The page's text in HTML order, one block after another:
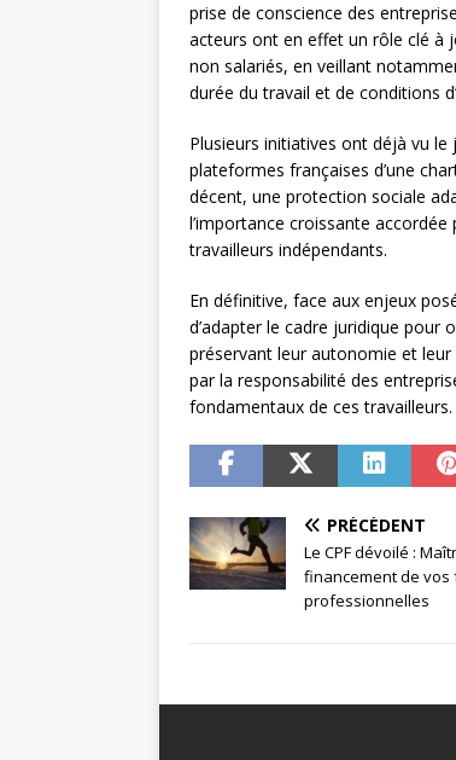
prise de conscience des
acteurs ont en effet un rôle clé à
non salariés, en veillant
durée du travail et de conditions
Plusieurs initiatives ont déjà vu
plateformes françaises d’une
décent, une protection sociale
l’importance croissante
travailleurs indépendants.
En définitive, face aux enjeux
d’adapter le cadre juridique
préservant leur autonomie et leur
par la responsabilité des
fondamentaux de ces travailleurs.
PRÉCÉDENT
Le CPF dévoilé :
financement de vos
professionnelles